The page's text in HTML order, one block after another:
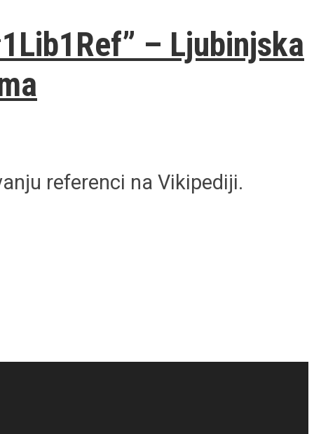
– Ljubinjska
referenci na Vikipediji.